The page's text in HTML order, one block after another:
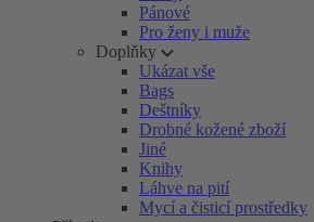
Pánové
Pro ženy i muže
Doplňky
Ukázat vše
Bags
Deštníky
Drobné kožené zboží
Jiné
Knihy
Láhve na pití
Mycí a čisticí prostředky